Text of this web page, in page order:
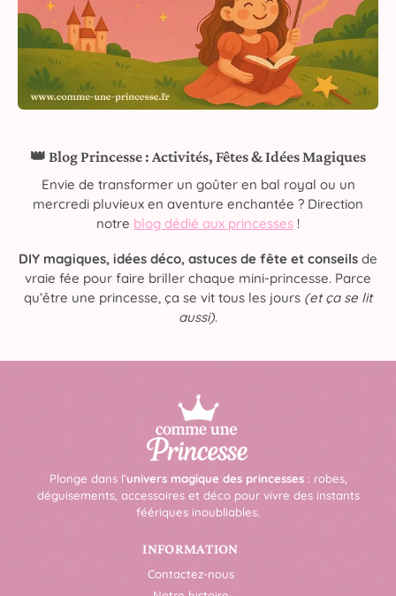
👑 Blog Princesse : Activités, Fêtes & Idées Magiques
Envie de transformer un goûter en bal royal ou un
mercredi pluvieux en aventure enchantée ? Direction
notre blog dédié aux princesses !
DIY magiques, idées déco, astuces de fête et conseils de
vraie fée pour faire briller chaque mini-princesse. Parce
qu’être une princesse, ça se vit tous les jours (et ça se lit
aussi).
Plonge dans l’univers magique des princesses: robes,
déguisements, accessoires et déco pour vivre des instants
féériques inoubliables.
INFORMATION
Contactez-nous